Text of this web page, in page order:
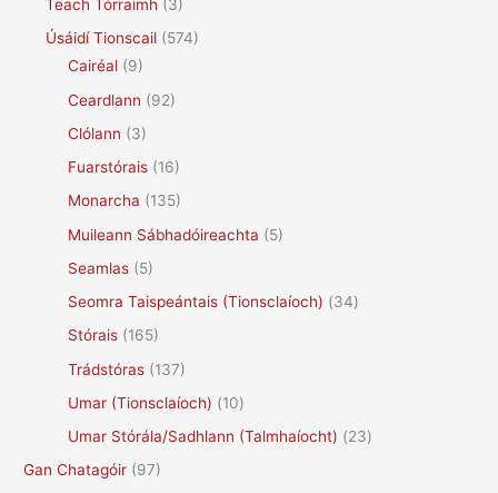
Teach Tórraimh (3)
Úsáidí Tionscail (574)
Cairéal (9)
Ceardlann (92)
Clólann (3)
Fuarstórais (16)
Monarcha (135)
Muileann Sábhadóireachta (5)
Seamlas (5)
Seomra Taispeántais (Tionsclaíoch) (34)
Stórais (165)
Trádstóras (137)
Umar (Tionsclaíoch) (10)
Umar Stórála/Sadhlann (Talmhaíocht) (23)
Gan Chatagóir (97)